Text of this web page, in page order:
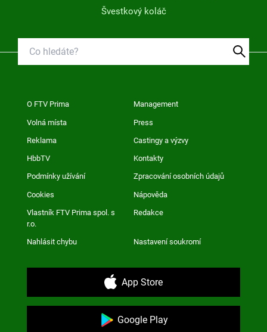
Švestkový koláč
O FTV Prima Management
Volná místa Press
Reklama Castingy a výzvy
HbbTV Kontakty
Podmínky užívání Zpracování osobních údajů
Cookies Nápověda
Vlastník FTV Prima spol. s
r.o.
Redakce
Nahlásit chybu Nastavení soukromí
App Store
Google Play